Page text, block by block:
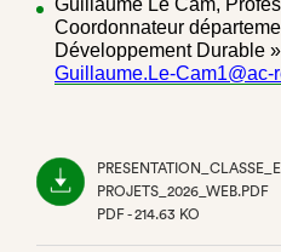
Coordonnateur
Développement Durable
Guillaume.Le-Cam1@ac-
PROJETS_2026_WEB.PDF
PDF - 214.63 KO